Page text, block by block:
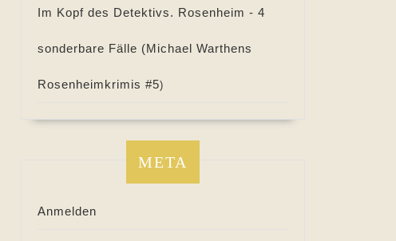
Im Kopf des Detektivs. Rosenheim - 4
sonderbare Fälle (Michael Warthens
Rosenheimkrimis #5)
META
Anmelden